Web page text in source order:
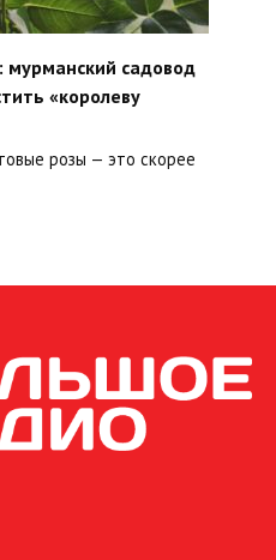
мурманский садовод
«королеву
розы — это скорее